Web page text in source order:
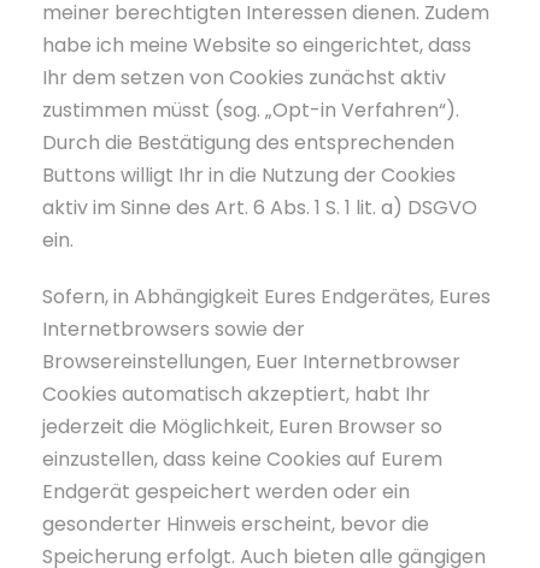
meiner berechtigten Interessen dienen. Zudem
habe ich meine Website so eingerichtet, dass
Ihr dem setzen von Cookies zunächst aktiv
zustimmen müsst (sog. „Opt-in Verfahren“).
Durch die Bestätigung des entsprechenden
Buttons willigt Ihr in die Nutzung der Cookies
aktiv im Sinne des Art. 6 Abs. 1 S. 1 lit. a) DSGVO
ein.
Sofern, in Abhängigkeit Eures Endgerätes, Eures
Internetbrowsers sowie der
Browsereinstellungen, Euer Internetbrowser
Cookies automatisch akzeptiert, habt Ihr
jederzeit die Möglichkeit, Euren Browser so
einzustellen, dass keine Cookies auf Eurem
Endgerät gespeichert werden oder ein
gesonderter Hinweis erscheint, bevor die
Speicherung erfolgt. Auch bieten alle gängigen